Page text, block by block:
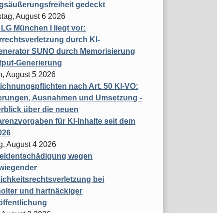
gedeckt
August 6 2026
München I liegt vor:
durch KI-
SUNO durch Memorisierung
Generierung
August 5 2026
nach Art. 50 KI-VO:
Ausnahmen und Umsetzung -
über die neuen
für KI-Inhalte seit dem
August 4 2026
wegen
bei
und hartnäckiger